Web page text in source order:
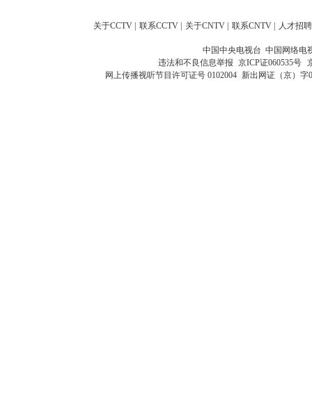
关于CCTV 联系CCTV 关于CNTV 联系CNTV 人才招聘
中国中央电视台 中国网络电
违法和不良信息举报 京ICP证060535号
网上传播视听节目许可证号 0102004 新出网证（京）